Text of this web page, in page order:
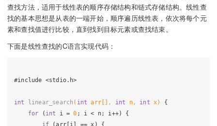
查找方法，适用于线性表的顺序存储结构和链式存储结构。线性查
找的基本思想是从表的一端开始，顺序遍历线性表，依次将每个元
素和查找值进行比较，直到找到目标元素或查找结束。
下面是线性查找的C语言实现代码：
#include <stdio.h>
int linear_search ( int arr[], int n, int x)
{
for ( int i = 0 ; i < n; i++) {
if (arr[i] == x) {